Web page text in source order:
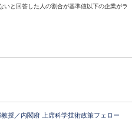
と回答した人の割合が基準値以下の企業がラ
授／内閣府 上席科学技術政策フェロー